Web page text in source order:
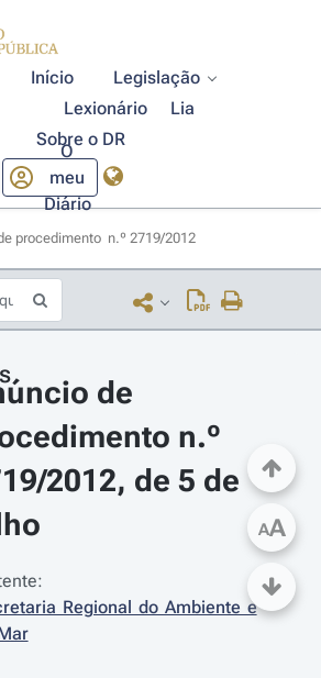
Início
Legislação
Lexionário
Lia
Sobre o DR
O
meu
Diário
procedimento  n.º 2719/2012
de
n.º
2012, de 5 de
Regional do Ambiente e
AA